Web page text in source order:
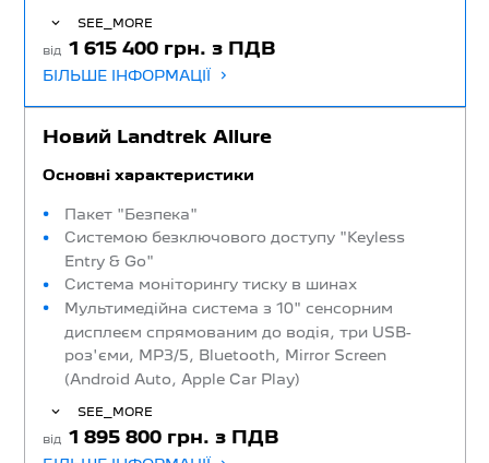
SEE_MORE
від 1 615 400 грн. з ПДВ
БІЛЬШЕ ІНФОРМАЦІЇ
Новий Landtrek Allure
Основні характеристики
Пакет "Безпека"
Системою безключового доступу "Keyless
Entry & Go"
Система моніторингу тиску в шинах
Мультимедійна система з 10" сенсорним
дисплеєм спрямованим до водія, три USB-
роз'єми, MP3/5, Bluetooth, Mirror Screen
(Android Auto, Apple Car Play)
SEE_MORE
від 1 895 800 грн. з ПДВ